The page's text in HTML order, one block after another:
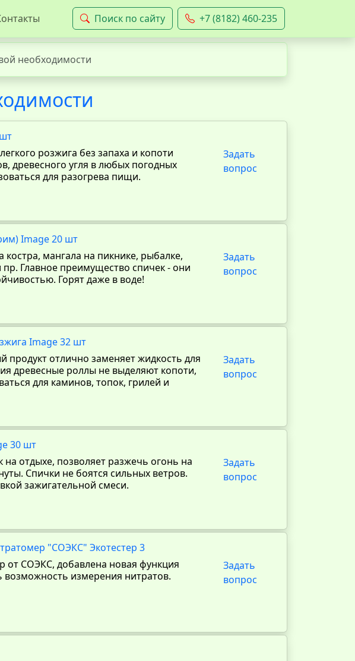
Поиск по сайту +7 (8182) 460-235
необходимости
розжига без запаха и копоти
древесного угля в любых погодных
для разогрева пищи.
Задать
вопрос
Image 20 шт
мангала на пикнике, рыбалке,
Главное преимущество спичек - они
Горят даже в воде!
Задать
вопрос
Image 32 шт
продукт отлично заменяет жидкость для
древесные роллы не выделяют копоти,
для каминов, топок, грилей и
Задать
вопрос
30 шт
отдыхе, позволяет разжечь огонь на
Спички не боятся сильных ветров.
зажигательной смеси.
Задать
вопрос
"СОЭКС" Экотестер 3
СОЭКС, добавлена новая функция
возможность измерения нитратов.
Задать
вопрос